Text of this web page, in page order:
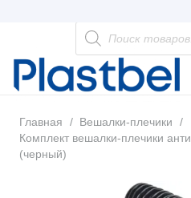
Поиск
товаров
Главная / Вешалки-плечики /
Комплект вешалки-плечики
(черный)